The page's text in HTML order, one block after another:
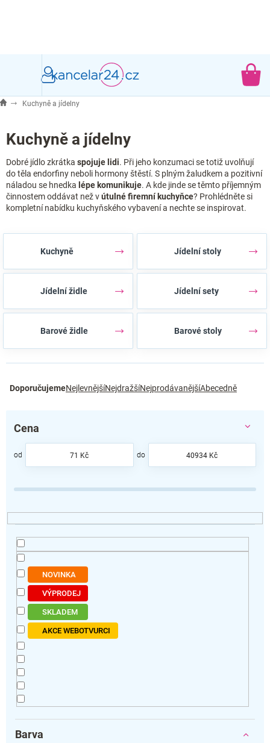
Kuchyně a jídelny
Kuchyně a jídelny
Dobré jídlo zkrátka spojuje lidi. Při jeho konzumaci se totiž uvolňují
do těla endorfiny neboli hormony štěstí. S plným žaludkem a pozitivní
náladou se hnedka lépe komunikuje. A kde jinde se těmto příjemným
činnostem oddávat než vútulné firemní kuchyňce? Prohlédněte si
kompletní nabídku kuchyňského vybavení a nechte se inspirovat.
Kuchyně Jídelní stoly
Jídelní židle Jídelní sety
Barové židle Barové stoly
a
n
p
o
u
k
DoporučujemeNejlevnějšíNejdražšíNejprodávanějšíAbecedně
Cena
71 Kč 40934 Kč
NOVINKA
VÝPRODEJ
SKLADEM
AKCE WEBOTVURCI
Barva